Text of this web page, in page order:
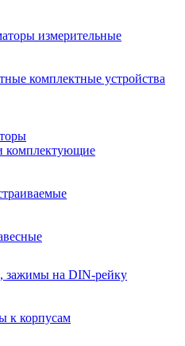
измерительные
комплектные устройства
комплектующие
зажимы на DIN-рейку
к корпусам